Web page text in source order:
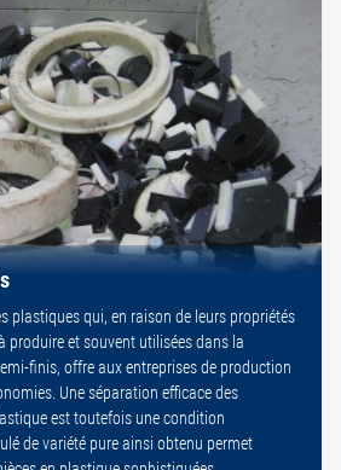
plastiques qui, en raison de leurs propriétés
produire et souvent utilisées dans la
finis, offre aux entreprises de production
Une séparation efficace des
est toutefois une condition
de variété pure ainsi obtenu permet